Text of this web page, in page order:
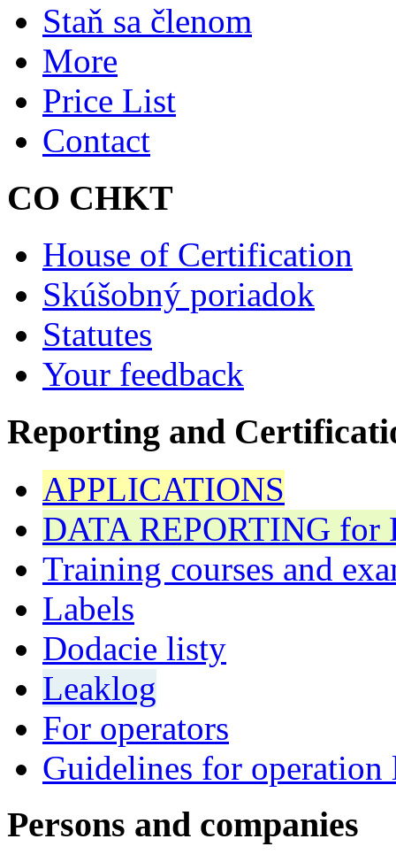
Staň sa členom
More
Price List
Contact
CO CHKT
House of Certification
Skúšobný poriadok
Statutes
Your feedback
Reporting and
APPLICATIONS
DATA REPORTING for
Training courses and
Labels
Dodacie listy
Leaklog
For operators
Guidelines for operation
Persons and companies